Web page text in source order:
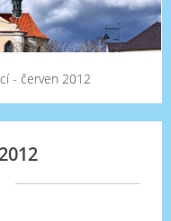
- červen 2012